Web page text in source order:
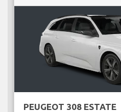
PEUGEOT 308 ESTATE